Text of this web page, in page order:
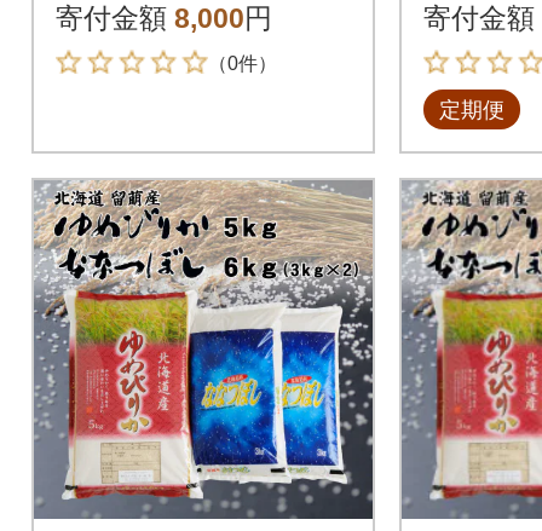
寄付金額 8,000円
（0件）
寄付金額
定期便